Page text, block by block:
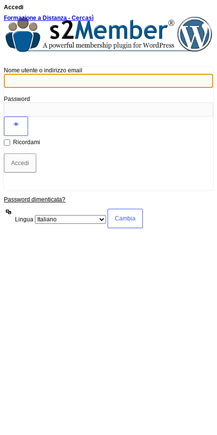
Accedi
Formazione a Distanza - Cercasì
Nome utente o indirizzo email
Password
Ricordami
Password dimenticata?
Lingua